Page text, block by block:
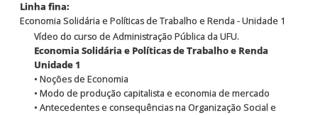
Linha fina:
Economia Solidária e Políticas de Trabalho e Renda - Unidade 1
Vídeo do curso de Administração Pública da UFU.
Economia Solidária e Políticas de Trabalho e Renda
Unidade 1
• Noções de Economia
• Modo de produção capitalista e economia de mercado
• Antecedentes e consequências na Organização Social e